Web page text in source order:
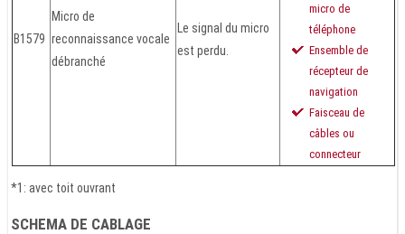
B1579
Micro de
reconnaissance vocale
débranché
Le signal du micro
est perdu.
micro de
téléphone
Ensemble de
récepteur de
navigation
Faisceau de
câbles ou
connecteur
*1: avec toit ouvrant
SCHEMA DE CABLAGE